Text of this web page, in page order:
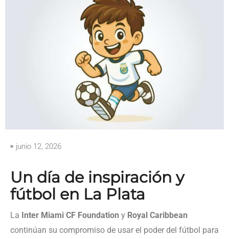
junio 12, 2026
Un día de inspiración y
fútbol en La Plata
La Inter Miami CF Foundation y Royal Caribbean
continúan su compromiso de usar el poder del fútbol para